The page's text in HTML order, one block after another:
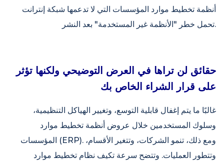
أنظمة تخطيط موارد المؤسسات التي لا تدعمها شبكة إنترانت
تحمل خطر "الأنظمة غير المستخدمة" بعد النشر.
حقائق لن تراها في العرض التوضيحي ولكنها تؤثر
على قرار الشراء الخاص بك
غالبًا ما يتم إغفال قابلية التوسع، وتغيير الهياكل التنظيمية،
وسلوك المستخدمين خلال عروض أنظمة تخطيط موارد
المؤسسات (ERP). ومع ذلك، تنمو الشركات، وتتغير الأقسام،
وتتطور العمليات. وتتضح سرعة تكيف نظام تخطيط موارد